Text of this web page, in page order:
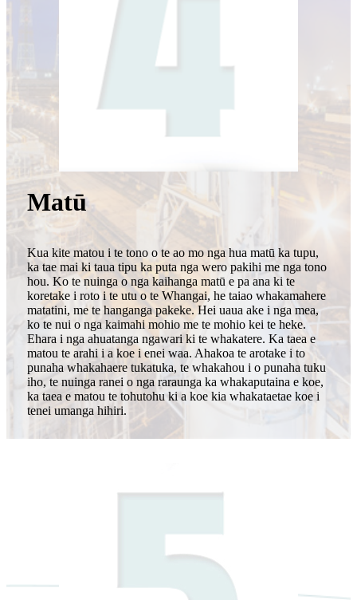
Matū
Kua kite matou i te tono o te ao mo nga hua matū ka tupu,
ka tae mai ki taua tipu ka puta nga wero pakihi me nga tono
hou. Ko te nuinga o nga kaihanga matū e pa ana ki te
koretake i roto i te utu o te Whangai, he taiao whakamahere
matatini, me te hanganga pakeke. Hei uaua ake i nga mea,
ko te nui o nga kaimahi mohio me te mohio kei te heke.
Ehara i nga ahuatanga ngawari ki te whakatere. Ka taea e
matou te arahi i a koe i enei waa. Ahakoa te arotake i to
punaha whakahaere tukatuka, te whakahou i o punaha tuku
iho, te nuinga ranei o nga raraunga ka whakaputaina e koe,
ka taea e matou te tohutohu ki a koe kia whakataetae koe i
tenei umanga hihiri.